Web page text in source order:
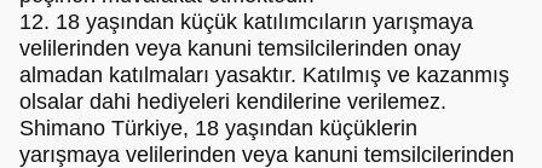
12. 18 yaşından küçük katılımcıların yarışmaya
velilerinden veya kanuni temsilcilerinden onay
almadan katılmaları yasaktır. Katılmış ve kazanmış
olsalar dahi hediyeleri kendilerine verilemez.
Shimano Türkiye, 18 yaşından küçüklerin
yarışmaya velilerinden veya kanuni temsilcilerinden